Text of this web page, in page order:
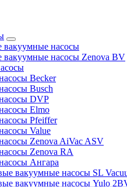
вакуумные насосы
вакуумные насосы Zenova BV
Becker
Busch
DVP
Elmo
Pfeiffer
Value
Zenova AiVac ASV
Zenova RA
Ангара
вакуумные насосы SL
вакуумные насосы Yulo